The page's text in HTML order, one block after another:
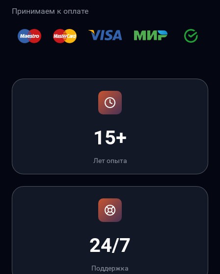
Принимаем к оплате
15+
Лет опыта
24/7
Поддержка